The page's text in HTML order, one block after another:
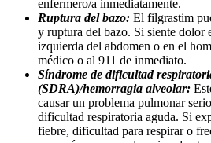
enfermero/a inmediatamente.
Ruptura del bazo: El filgrastim
y ruptura del bazo. Si siente dolor
izquierda del abdomen o en el
médico o al 911 de inmediato.
Síndrome de dificultad
(SDRA)/hemorragia alveolar:
causar un problema pulmonar
dificultad respiratoria aguda. Si
fiebre, dificultad para respirar o